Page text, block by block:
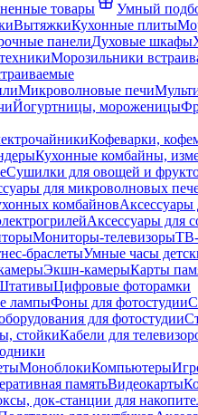
товары Умный
ВытяжкиКухонные плиты
панелиДуховые шкафы
Морозильники
Микроволновые печи
Йогуртницы, мороженицы
Кофеварки,
Кухонные комбайны,
Сушилки для овощей и
для микроволновых
комбайновАксессуары
Аксессуары для
Мониторы-телевизорыТВ-
браслетыУмные часы
Экшн-камерыКарты
Цифровые фоторамки
лампыФоны для фотостудии
для фотостудии
стойкиКабели для
МоноблокиКомпьютеры
памятьВидеокарты
док-станции для